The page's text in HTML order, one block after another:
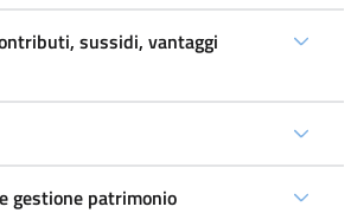
sussidi, vantaggi
gestione patrimonio